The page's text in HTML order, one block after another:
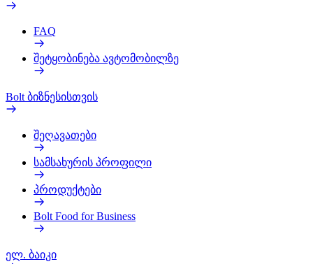
FAQ
შეტყობინება ავტომობილზე
Bolt ბიზნესისთვის
შეღავათები
სამსახურის პროფილი
პროდუქტები
Bolt Food for Business
ელ. ბაიკი